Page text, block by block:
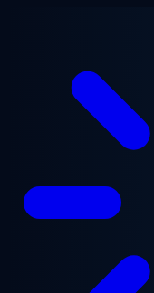
Перейти к основному